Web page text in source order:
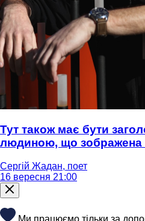
Тут також має бути
людиною, що зображена
Сергій Жадан, поет
16 вересня 21:00
Ми працюємо тільки за